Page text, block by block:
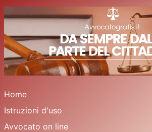
Home
Istruzioni d'uso
Avvocato on line